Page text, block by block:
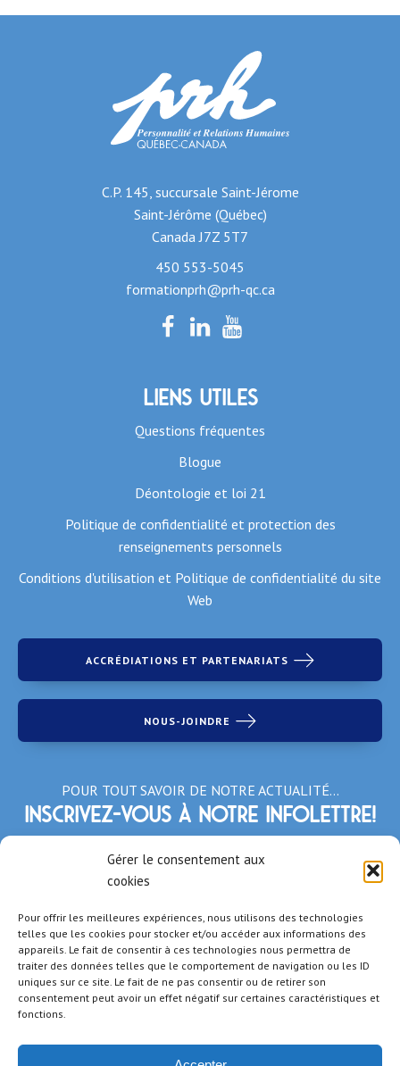
Gérer le consentement aux
cookies
Pour offrir les meilleures expériences, nous utilisons des technologies
telles que les cookies pour stocker et/ou accéder aux informations des
appareils. Le fait de consentir à ces technologies nous permettra de
traiter des données telles que le comportement de navigation ou les ID
uniques sur ce site. Le fait de ne pas consentir ou de retirer son
consentement peut avoir un effet négatif sur certaines caractéristiques et
fonctions.
C.P. 145, succursale Saint-Jérome
Saint-Jérôme (Québec)
Canada J7Z 5T7
450 553-5045
formationprh@prh-qc.ca
Liens utiles
Questions fréquentes
Blogue
Déontologie et loi 21
Politique de confidentialité et protection des
renseignements personnels
Conditions d'utilisation et Politique de confidentialité du site
Web
ACCRÉDIATIONS ET PARTENARIATS
NOUS-JOINDRE
POUR TOUT SAVOIR DE NOTRE ACTUALITÉ…
Inscrivez-vous à notre infolettre!
*Champs obligatoires